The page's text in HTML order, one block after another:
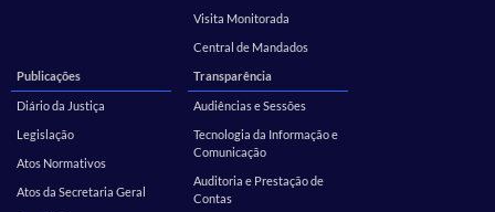
Visita Monitorada
Central de Mandados
Publicações
Diário da Justiça
Legislação
Atos Normativos
Atos da Secretaria Geral
Transparência
Audiências e Sessões
Tecnologia da Informação e
Comunicação
Auditoria e Prestação de
Contas